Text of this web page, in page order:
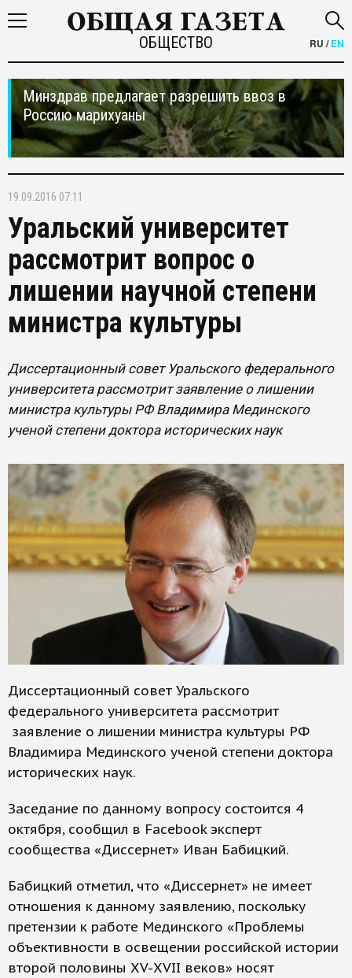
ОБЩЕСТВО RU /EN
Минздрав предлагает разрешить ввоз в
Россию марихуаны
19.09.2016 07:11
Уральский университет
рассмотрит вопрос о
лишении научной степени
министра культуры
Диссертационный совет Уральского федерального
университета рассмотрит заявление о лишении
министра культуры РФ Владимира Мединского
ученой степени доктора исторических наук
Диссертационный совет Уральского
федерального университета рассмотрит
заявление о лишении министра культуры РФ
Владимира Мединского ученой степени доктора
исторических наук.
Заседание по данному вопросу состоится 4
октября, сообщил в Facebook эксперт
сообщества «Диссернет» Иван Бабицкий.
Бабицкий отметил, что «Диссернет» не имеет
отношения к данному заявлению, поскольку
претензии к работе Мединского «Проблемы
объективности в освещении российской истории
второй половины XV-XVII веков» носят